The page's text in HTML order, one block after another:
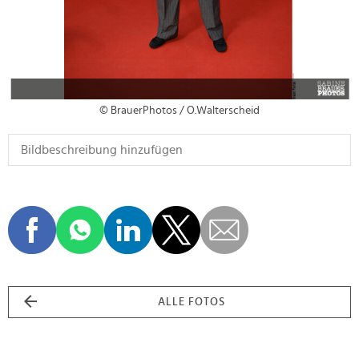
© BrauerPhotos / O.Walterscheid
ALLE FOTOS